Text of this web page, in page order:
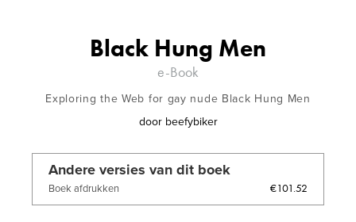
Black Hung Men
e-Book
Exploring the Web for gay nude Black Hung Men
door beefybiker
Andere versies van dit boek
Boek afdrukken €101.52